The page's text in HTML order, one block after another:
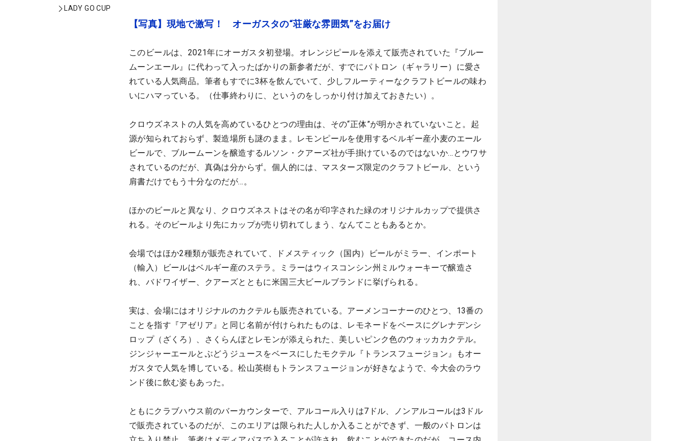
LADY GO CUP
【写真】現地で激写！ オーガスタの“荘厳な雰囲気”をお届け
このビールは、2021年にオーガスタ初登場。オレンジピールを添えて販売されていた『ブルー
ムーンエール』に代わって入ったばかりの新参者だが、すでにパトロン（ギャラリー）に愛さ
れている人気商品。筆者もすでに3杯を飲んでいて、少しフルーティーなクラフトビールの味わ
いにハマっている。（仕事終わりに、というのをしっかり付け加えておきたい）。
クロウズネストの人気を高めているひとつの理由は、その“正体”が明かされていないこと。起
源が知られておらず、製造場所も謎のまま。レモンピールを使用するベルギー産小麦のエール
ビールで、ブルームーンを醸造するルソン・クアーズ社が手掛けているのではないか…とウワサ
されているのだが、真偽は分からず。個人的には、マスターズ限定のクラフトビール、という
肩書だけでもう十分なのだが…。
ほかのビールと異なり、クロウズネストはその名が印字された緑のオリジナルカップで提供さ
れる。そのビールより先にカップが売り切れてしまう、なんてこともあるとか。
会場ではほか2種類が販売されていて、ドメスティック（国内）ビールがミラー、インポート
（輸入）ビールはベルギー産のステラ。ミラーはウィスコンシン州ミルウォーキーで醸造さ
れ、バドワイザー、クアーズとともに米国三大ビールブランドに挙げられる。
実は、会場にはオリジナルのカクテルも販売されている。アーメンコーナーのひとつ、13番の
ことを指す『アゼリア』と同じ名前が付けられたものは、レモネードをベースにグレナデンシ
ロップ（ざくろ）、さくらんぼとレモンが添えられた、美しいピンク色のウォッカカクテル。
ジンジャーエールとぶどうジュースをベースにしたモクテル『トランスフュージョン』もオー
ガスタで人気を博している。松山英樹もトランスフュージョンが好きなようで、今大会のラウ
ンド後に飲む姿もあった。
ともにクラブハウス前のバーカウンターで、アルコール入りは7ドル、ノンアルコールは3ドル
で販売されているのだが、このエリアは限られた人しか入ることができず、一般のパトロンは